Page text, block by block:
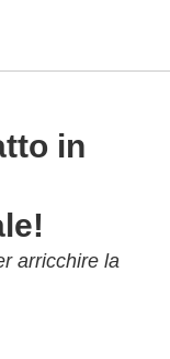
in
arricchire la